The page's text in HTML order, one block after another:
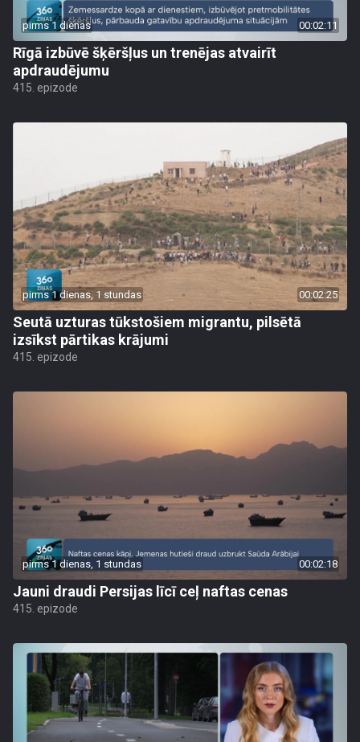
pirms 1 dienas 00:02:11
Rīgā izbūvē šķēršļus un trenējas atvairīt
apdraudējumu
415. epizode
pirms 1 dienas, 1 stundas 00:02:25
Seutā uzturas tūkstošiem migrantu, pilsētā
izsīkst pārtikas krājumi
415. epizode
pirms 1 dienas, 1 stundas 00:02:18
Jauni draudi Persijas līcī ceļ naftas cenas
415. epizode